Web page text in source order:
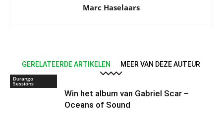
Marc Haselaars
GERELATEERDE ARTIKELEN MEER VAN DEZE AUTEUR
Durango
Sessions
Win het album van Gabriel Scar –
Oceans of Sound